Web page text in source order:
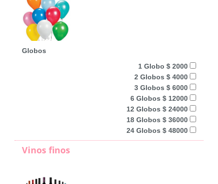
Globos
1 Globo $ 2000
2 Globos $ 4000
3 Globos $ 6000
6 Globos $ 12000
12 Globos $ 24000
18 Globos $ 36000
24 Globos $ 48000
Vinos finos